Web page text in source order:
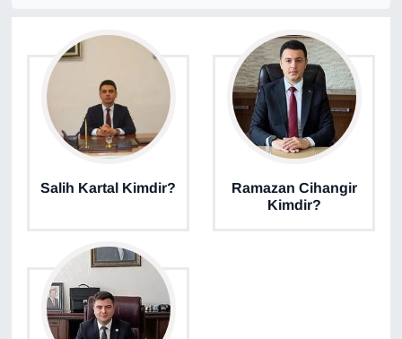
Salih Kartal Kimdir?
Ramazan Cihangir
Kimdir?